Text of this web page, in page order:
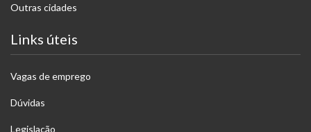
Outras cidades
Links úteis
Vagas de emprego
Dúvidas
Legislação